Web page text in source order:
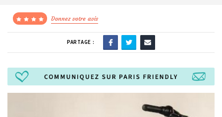
Donnez votre avis
PARTAGE :